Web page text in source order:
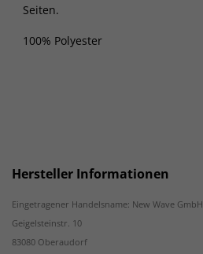
Seiten.
100% Polyester
Hersteller Informationen
Eingetragener Handelsname: New Wave GmbH
Geigelsteinstr. 10
83080 Oberaudorf